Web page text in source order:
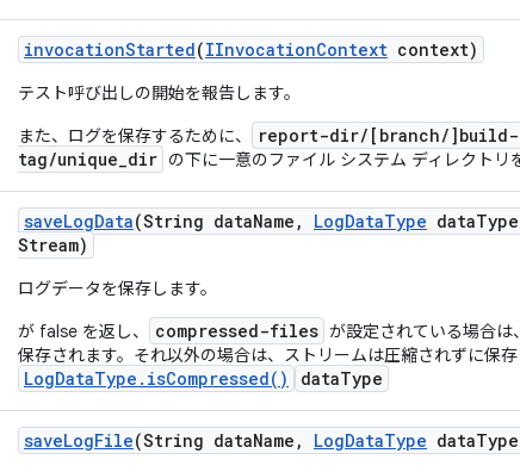
invocationStarted(IInvocationContext context)
テスト呼び出しの開始を報告します。
また、ログを保存するために、
report-dir/[branch/
tag/unique_dir の下に一意のファイル システム ディレクトリ
saveLogData(String dataName , LogDataType dataType
Stream)
ログデータを保存します。
が false を返し、
compressed-files が設定されている場合は
保存されます。それ以外の場合は、ストリームは圧縮されずに保存
LogDataType.isCompressed() dataType
saveLogFile(String dataName , LogDataType dataType